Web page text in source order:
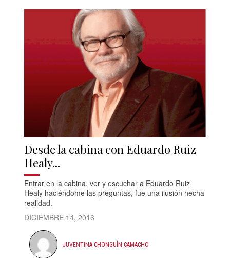
Desde la cabina con Eduardo Ruiz
Healy...
Entrar en la cabina, ver y escuchar a Eduardo Ruiz
Healy haciéndome las preguntas, fue una ilusión hecha
realidad.
DICIEMBRE 14, 2016
JUVENTINA CHONGUÍN CAMACHO